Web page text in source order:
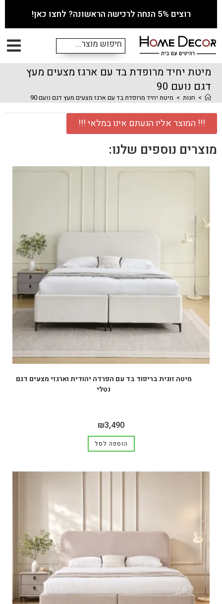
רוצים 5% הנחה לרכישה הראשונה? לחצו כאן!
מיטת יחיד מרופדת בד עם ארגז מצעים מעץ
דגם נועם 90
> חנות > מיטת יחיד מרופדת בד עם ארגז מצעים מעץ דגם נועם 90
!!! המוצר אליו הגעתם אינו במלאי !!!
מוצרים נוספים שלנו:
מיטה זוגית בריפוד בד עם הפרדה יהודית וארגזי מצעים דגם
נטלי
₪3,490
הוספה לסל